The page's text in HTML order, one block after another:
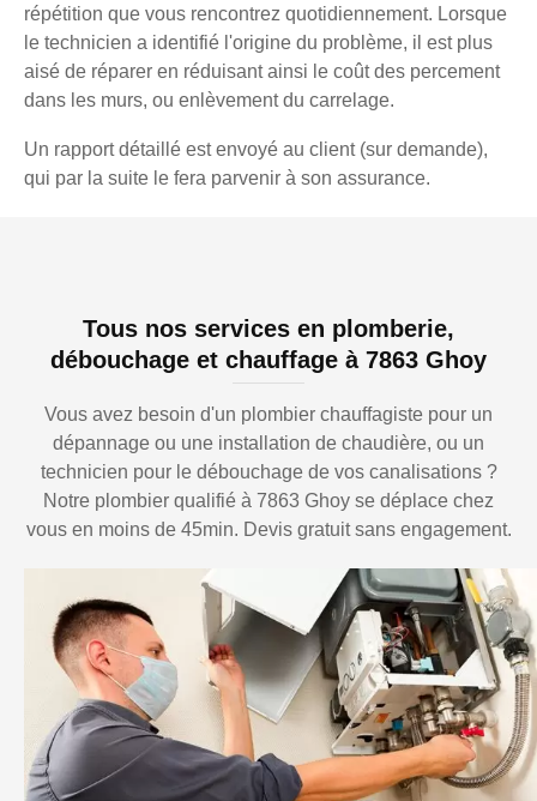
répétition que vous rencontrez quotidiennement. Lorsque
le technicien a identifié l'origine du problème, il est plus
aisé de réparer en réduisant ainsi le coût des percement
dans les murs, ou enlèvement du carrelage.
Un rapport détaillé est envoyé au client (sur demande),
qui par la suite le fera parvenir à son assurance.
Tous nos services en plomberie,
débouchage et chauffage à 7863 Ghoy
Vous avez besoin d'un plombier chauffagiste pour un
dépannage ou une installation de chaudière, ou un
technicien pour le débouchage de vos canalisations ?
Notre plombier qualifié à 7863 Ghoy se déplace chez
vous en moins de 45min. Devis gratuit sans engagement.